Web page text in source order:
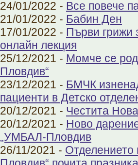
24/01/2022 - Все повече
21/01/2022 - Бабин Ден
17/01/2022 - Първи грижи
онлайн лекция
25/12/2021 - Момче се
Пловдив“
23/12/2021 - БМЧК
пациенти в Детско
20/12/2021 - Честита
20/12/2021 - Ново
„УМБАЛ-Пловдив
26/11/2021 -